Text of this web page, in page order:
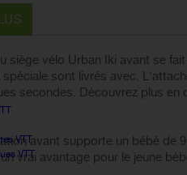
VTT
VTT
siège vélo Urban Iki avant se
sont livrés avec.
secondes. Découvrez plus
avant supporte un bébé de
vrai avantage pour le jeune